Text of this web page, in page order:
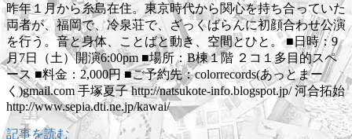
昨年１月から糸島在住。東京時代から関心を持ち合っていた
両者が、福岡で、冷泉荘で、ざっくばらんに初顔合わせ公演
を行う。音と身体、ことばと動き、空間とひと。 ■日時：9
月7日（土）開演6:00pm ■場所：B棟１階 ２コ１多目的スペ
ース ■料金：2,000円 ■ご予約先：colorrecords(あっとまー
く)gmail.com 手塚夏子 http://natsukote-info.blogspot.jp/ 河合拓始
http://www.sepia.dti.ne.jp/kawai/
記事を読む